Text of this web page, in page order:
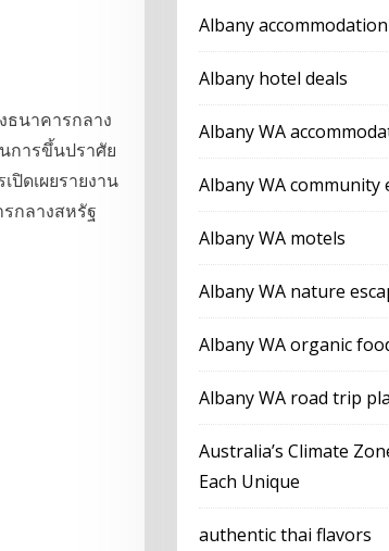
ธนาคารกลาง
การขึ้นปราศัย
ดเผยรายงาน
กลางสหรัฐ
Albany
Albany hotel deals
Albany WA
Albany WA community
Albany WA motels
Albany WA nature
Albany WA organic
Albany WA road trip
Australia’s Climate
Each Unique
authentic thai flavors